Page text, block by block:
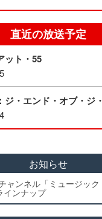
直近の放送予定
ット・55
ジ・エンド・オブ・ジ
お知らせ
ャンネル「ミュージック
インナップ